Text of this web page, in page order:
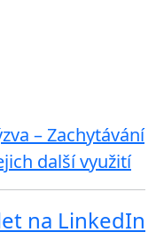
– Zachytávání
další využití
na LinkedIn